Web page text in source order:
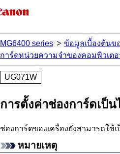
MG6400 series
ข้อมูลเบื้องต้นข
การ์ดหน่วยความจำของคอมพิวเตอ
UG071W
การตั้งค่าช่องการ์ดเป็
ช่องการ์ดของเครื่องยังสามารถใช้
หมายเหตุ